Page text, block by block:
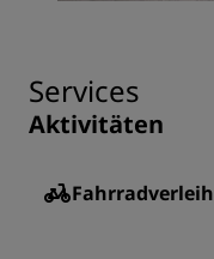
Services
Aktivitäten
Fahrradverleih